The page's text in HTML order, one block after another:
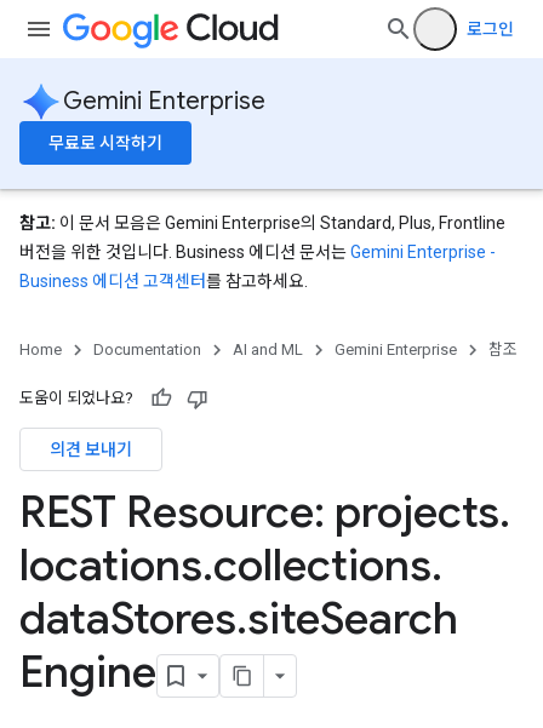
로그인
Gemini Enterprise
무료로 시작하기
참고: 이 문서 모음은 Gemini Enterprise의 Standard, Plus, Frontline
버전을 위한 것입니다. Business 에디션 문서는Gemini Enterprise -
Business 에디션 고객센터를 참고하세요.
Home Documentation AI and ML Gemini Enterprise 참조
도움이 되었나요?
의견 보내기
REST Resource: projects.
locations.collections.
dataStores.siteSearch
Engine